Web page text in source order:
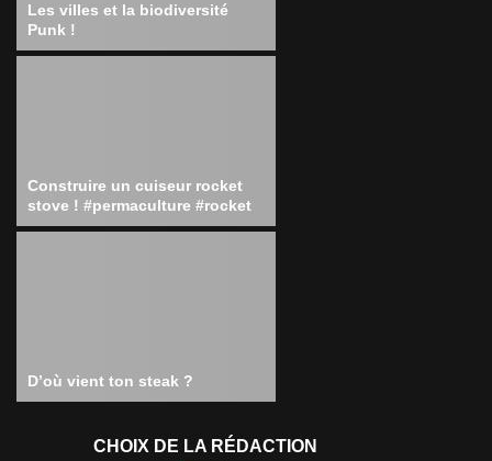
Les villes et la biodiversité
Punk !
Construire un cuiseur rocket
stove ! #permaculture #rocket
D’où vient ton steak ?
CHOIX DE LA RÉDACTION